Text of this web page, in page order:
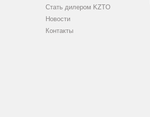
Стать дилером KZTO
Новости
Контакты